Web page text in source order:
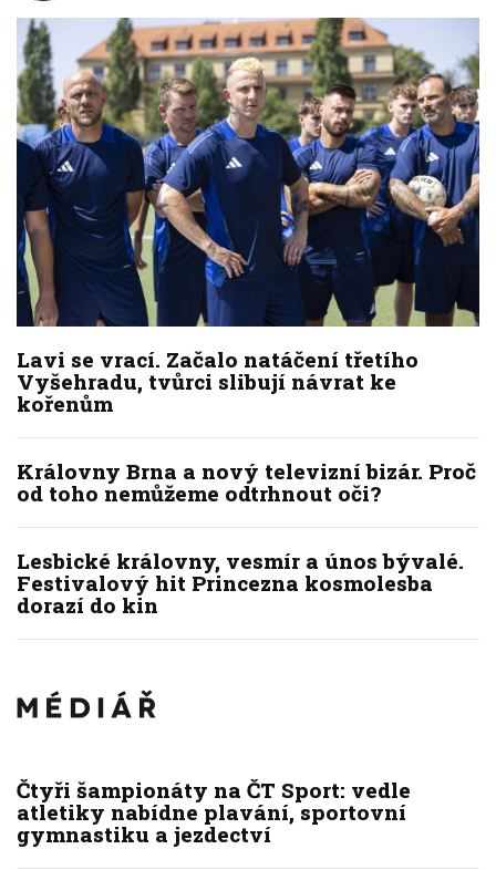
Lavi se vrací. Začalo natáčení třetího
Vyšehradu, tvůrci slibují návrat ke
kořenům
Královny Brna a nový televizní bizár. Proč
od toho nemůžeme odtrhnout oči?
Lesbické královny, vesmír a únos bývalé.
Festivalový hit Princezna kosmolesba
dorazí do kin
Čtyři šampionáty na ČT Sport: vedle
atletiky nabídne plavání, sportovní
gymnastiku a jezdectví